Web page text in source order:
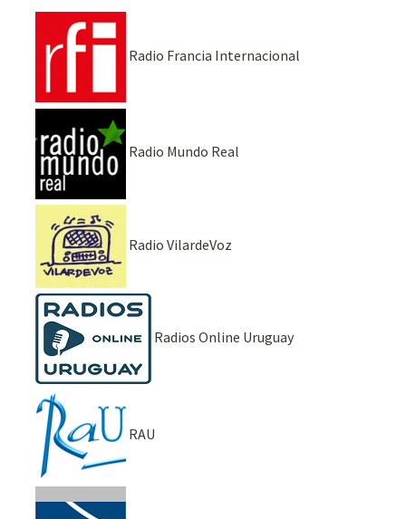
Radio Francia Internacional
Radio Mundo Real
Radio VilardeVoz
Radios Online Uruguay
RAU